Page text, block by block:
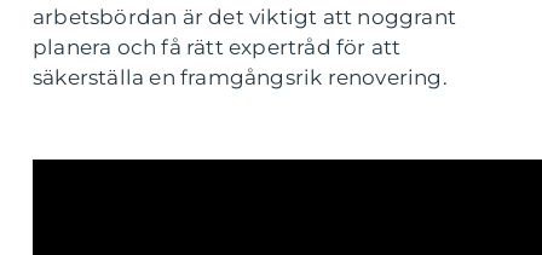
arbetsbördan är det viktigt att noggrant
planera och få rätt expertråd för att
säkerställa en framgångsrik renovering.